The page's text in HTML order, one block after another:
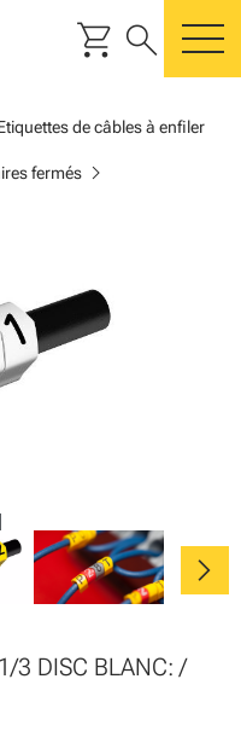
shopping_cart search
de câbles à enfiler
ferméschevron_right
chevron_right
3 DISC BLANC: /